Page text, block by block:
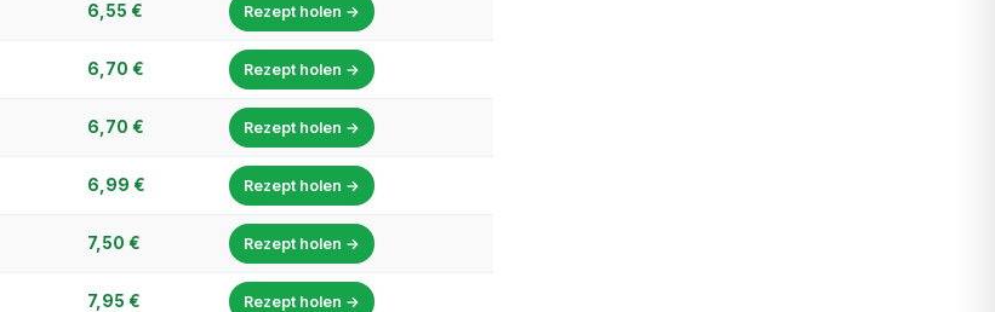
6,55 € Rezept holen →
6,70 € Rezept holen →
6,70 € Rezept holen →
6,99 € Rezept holen →
7,50 € Rezept holen →
7,95 € Rezept holen →